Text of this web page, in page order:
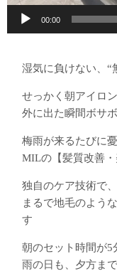
00:00
湿気に負けない、“
せっかく朝アイロ
外に出た瞬間ボサ
梅雨が来るたびに
MILの【髪質改善
独自のケア技術で
まるで地毛のよう
す
朝のセット時間が5
雨の日も、夕方ま